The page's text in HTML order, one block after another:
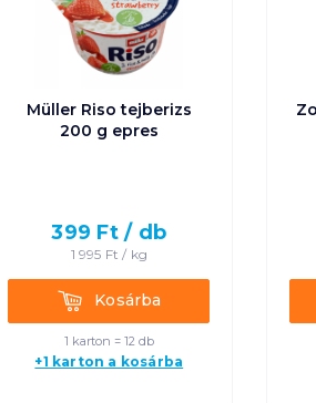
Müller Riso tejberizs
200 g epres
399 Ft / db
1 995 Ft / kg
KosárbaKosárba
1 karton = 12 db
+1 karton a kosárba